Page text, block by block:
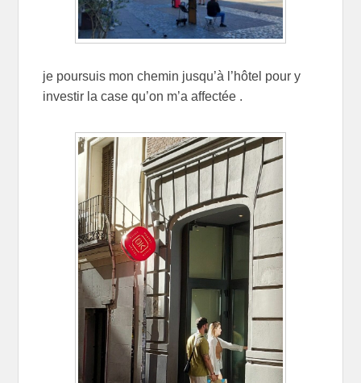
je poursuis mon chemin jusqu’à l’hôtel pour y
investir la case qu’on m’a affectée .